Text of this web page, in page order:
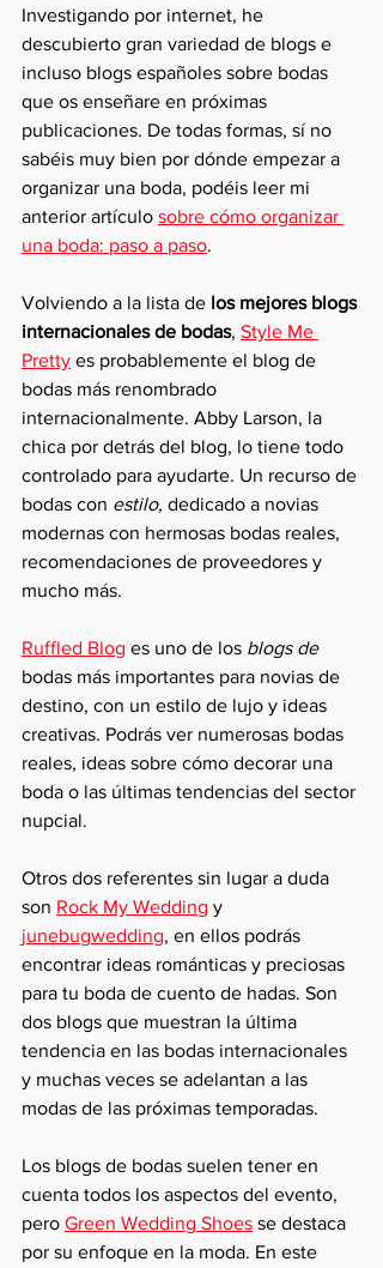
Investigando por internet, he
descubierto gran variedad de blogs e
incluso blogs españoles sobre bodas
que os enseñare en próximas
publicaciones. De todas formas, sí no
sabéis muy bien por dónde empezar a
organizar una boda, podéis leer mi
anterior artículo sobre cómo organizar
una boda: paso a paso.
Volviendo a la lista de los mejores blogs
internacionales de bodas, Style Me
Pretty es probablemente el blog de
bodas más renombrado
internacionalmente. Abby Larson, la
chica por detrás del blog, lo tiene todo
controlado para ayudarte. Un recurso de
bodas con estilo, dedicado a novias
modernas con hermosas bodas reales,
recomendaciones de proveedores y
mucho más.
Ruffled Blog es uno de los blogs de
bodas más importantes para novias de
destino, con un estilo de lujo y ideas
creativas. Podrás ver numerosas bodas
reales, ideas sobre cómo decorar una
boda o las últimas tendencias del sector
nupcial.
Otros dos referentes sin lugar a duda
son Rock My Wedding y
junebugwedding, en ellos podrás
encontrar ideas románticas y preciosas
para tu boda de cuento de hadas. Son
dos blogs que muestran la última
tendencia en las bodas internacionales
y muchas veces se adelantan a las
modas de las próximas temporadas.
Los blogs de bodas suelen tener en
cuenta todos los aspectos del evento,
pero Green Wedding Shoes se destaca
por su enfoque en la moda. En este